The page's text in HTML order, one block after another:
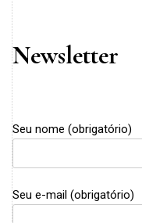
Newsletter
Seu nome (obrigatório)
Seu e-mail (obrigatório)